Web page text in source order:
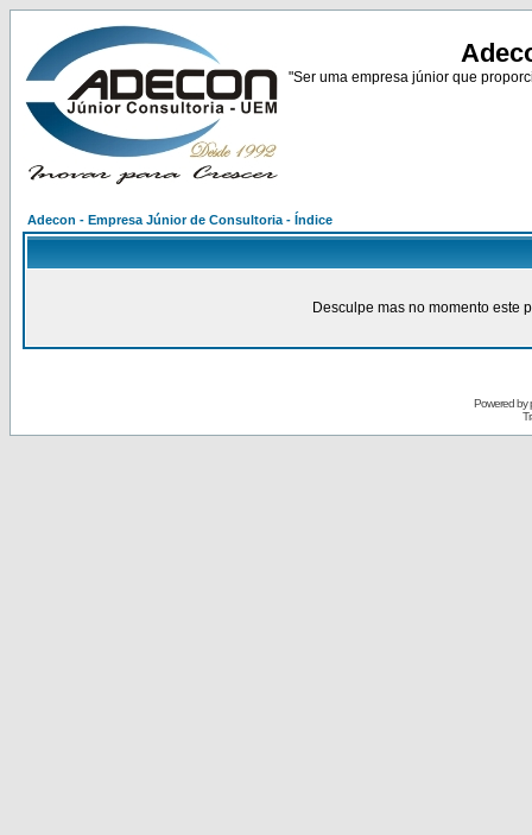
"Ser uma empresa júnior que
Adecon - Empresa Júnior de Consultoria - Índice
Desculpe mas no momento este
Powered by